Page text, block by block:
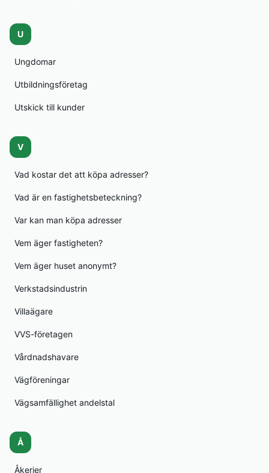
U
Ungdomar
Utbildningsföretag
Utskick till kunder
V
Vad kostar det att köpa adresser?
Vad är en fastighetsbeteckning?
Var kan man köpa adresser
Vem äger fastigheten?
Vem äger huset anonymt?
Verkstadsindustrin
Villaägare
VVS-företagen
Vårdnadshavare
Vägföreningar
Vägsamfällighet andelstal
Å
Åkerier